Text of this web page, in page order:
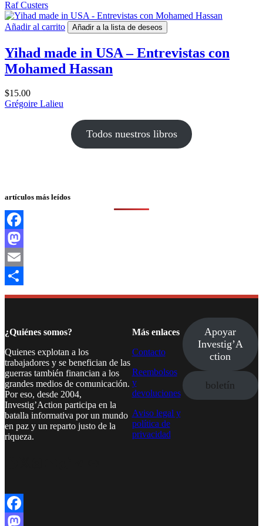
Raf Custers
Añadir al carrito Añadir a la lista de deseos
Yihad made in USA – Entrevistas con
Mohamed Hassan
$15.00
Grégoire Lalieu
Todos nuestros libros
artículos más leídos
Facebook
Mastodon
Email
Compartir
¿Quiénes somos?
Quienes explotan a los
trabajadores y se benefician de las
guerras también financian a los
grandes medios de comunicación.
Por eso, desde 2004,
Investig’Action participa en la
batalla informativa por un mundo
en paz y un reparto justo de la
riqueza.
Más enlaces
Contacto
Reembolsos
y
devoluciones
Aviso legal y
política de
privacidad
Apoyar
Investig’A
ction
boletín
Facebook